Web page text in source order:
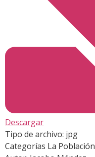
Descargar
Tipo de archivo: jpg
Categorías La Población